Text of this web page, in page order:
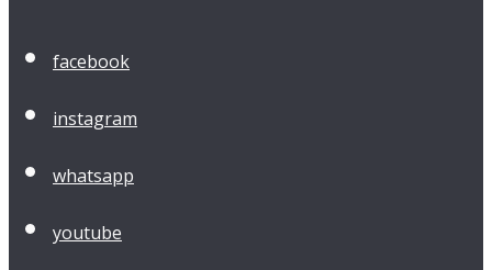
facebook
instagram
whatsapp
youtube